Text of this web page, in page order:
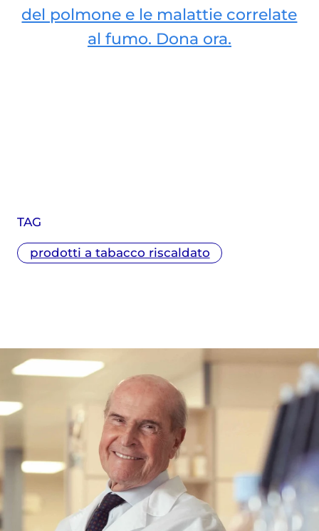
TAG
prodotti a tabacco riscaldato
del polmone e le malattie correlate
al fumo. Dona ora.